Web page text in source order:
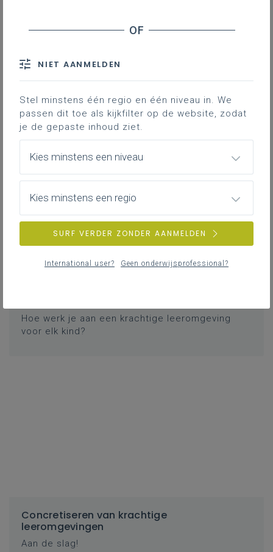
Nadenken over goed onderwijs
De leraar als motor van krachtig onderwijs.
Hoe werk je aan een krachtige leeromgeving
voor elk kind?
Concretiseren van krachtige
leeromgevingen
Aan de slag!
NIET AANMELDEN
Stel minstens één regio en één niveau in. We
passen dit toe als kijkfilter op de website, zodat
je de gepaste inhoud ziet.
Kies minstens een niveau
Kies minstens een regio
SURF VERDER ZONDER AANMELDEN
International user? Geen onderwijsprofessional?